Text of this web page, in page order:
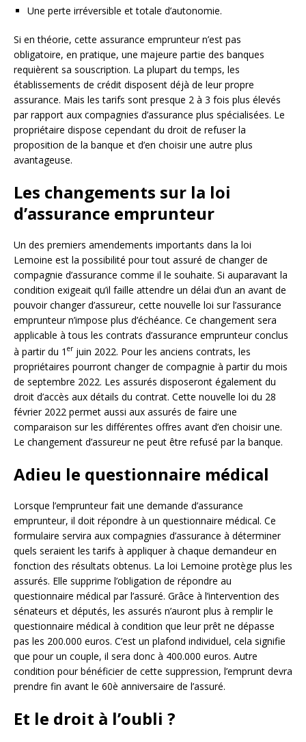
Une perte irréversible et totale d’autonomie.
Si en théorie, cette assurance emprunteur n’est pas
obligatoire, en pratique, une majeure partie des banques
requièrent sa souscription. La plupart du temps, les
établissements de crédit disposent déjà de leur propre
assurance. Mais les tarifs sont presque 2 à 3 fois plus élevés
par rapport aux compagnies d’assurance plus spécialisées. Le
propriétaire dispose cependant du droit de refuser la
proposition de la banque et d’en choisir une autre plus
avantageuse.
Les changements sur la loi
d’assurance emprunteur
Un des premiers amendements importants dans la loi
Lemoine est la possibilité pour tout assuré de changer de
compagnie d’assurance comme il le souhaite. Si auparavant la
condition exigeait qu’il faille attendre un délai d’un an avant de
pouvoir changer d’assureur, cette nouvelle loi sur l’assurance
emprunteur n’impose plus d’échéance. Ce changement sera
applicable à tous les contrats d’assurance emprunteur conclus
à partir du 1 erjuin 2022. Pour les anciens contrats, les
propriétaires pourront changer de compagnie à partir du mois
de septembre 2022. Les assurés disposeront également du
droit d’accès aux détails du contrat. Cette nouvelle loi du 28
février 2022 permet aussi aux assurés de faire une
comparaison sur les différentes offres avant d’en choisir une.
Le changement d’assureur ne peut être refusé par la banque.
Adieu le questionnaire médical
Lorsque l’emprunteur fait une demande d’assurance
emprunteur, il doit répondre à un questionnaire médical. Ce
formulaire servira aux compagnies d’assurance à déterminer
quels seraient les tarifs à appliquer à chaque demandeur en
fonction des résultats obtenus. La loi Lemoine protège plus les
assurés. Elle supprime l’obligation de répondre au
questionnaire médical par l’assuré. Grâce à l’intervention des
sénateurs et députés, les assurés n’auront plus à remplir le
questionnaire médical à condition que leur prêt ne dépasse
pas les 200.000 euros. C’est un plafond individuel, cela signifie
que pour un couple, il sera donc à 400.000 euros. Autre
condition pour bénéficier de cette suppression, l’emprunt devra
prendre fin avant le 60è anniversaire de l’assuré.
Et le droit à l’oubli ?